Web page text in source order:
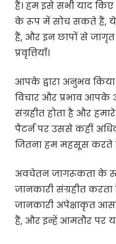
हैं। हम इसे सभी याद
के रूप में सोच सकते हैं,
हैं, और इन छापों से जागृत
प्रवृत्तियाँ।
आपके द्वारा अनुभव
विचार और प्रभाव
संग्रहीत होता है और
पैटर्न पर उससे कहीं
जितना हम महसूस करते
अवचेतन जागरूकता के
जानकारी संग्रहीत करता
जानकारी अपेक्षाकृत
हैं, और इन्हें आमतौर पर